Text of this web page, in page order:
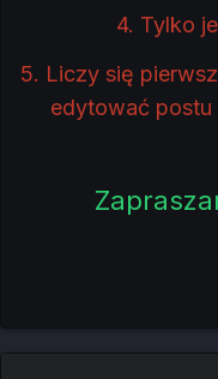
4. Tylko
5. Liczy się
edytować postu